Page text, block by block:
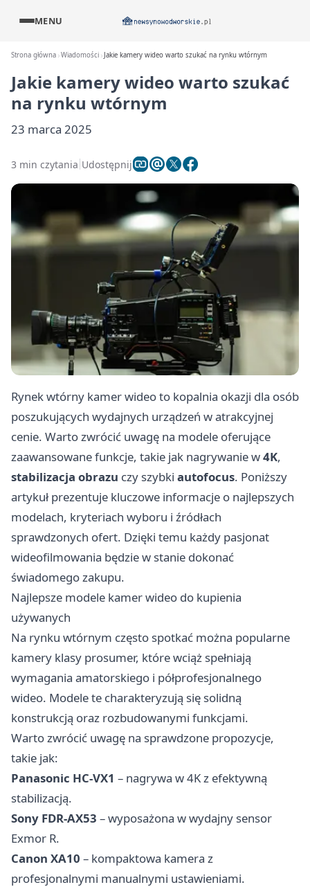
MENU
Strona główna Wiadomości Jakie kamery wideo warto szukać na rynku wtórnym
Jakie kamery wideo warto szukać
na rynku wtórnym
23 marca 2025
3 min czytania Udostępnij
Rynek wtórny kamer wideo to kopalnia okazji dla osób
poszukujących wydajnych urządzeń w atrakcyjnej
cenie. Warto zwrócić uwagę na modele oferujące
zaawansowane funkcje, takie jak nagrywanie w4K,
stabilizacja obrazu czy szybki autofocus. Poniższy
artykuł prezentuje kluczowe informacje o najlepszych
modelach, kryteriach wyboru i źródłach
sprawdzonych ofert. Dzięki temu każdy pasjonat
wideofilmowania będzie w stanie dokonać
świadomego zakupu.
Najlepsze modele kamer wideo do kupienia
używanych
Na rynku wtórnym często spotkać można popularne
kamery klasy prosumer, które wciąż spełniają
wymagania amatorskiego i półprofesjonalnego
wideo. Modele te charakteryzują się solidną
konstrukcją oraz rozbudowanymi funkcjami.
Warto zwrócić uwagę na sprawdzone propozycje,
takie jak:
Panasonic HC-VX1 – nagrywa w 4K z efektywną
stabilizacją.
Sony FDR-AX53 – wyposażona w wydajny sensor
Exmor R.
Canon XA10 – kompaktowa kamera z
profesjonalnymi manualnymi ustawieniami.